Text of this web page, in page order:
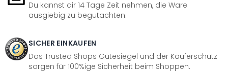
Du kannst dir 14 Tage Zeit nehmen, die Ware
ausgiebig zu begutachten.
SICHER EINKAUFEN
Das Trusted Shops Gütesiegel und der Käuferschutz
sorgen für 100%ige Sicherheit beim Shoppen.